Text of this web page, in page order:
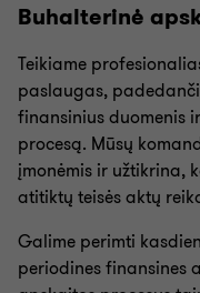
Buhalterinė
Mokesčių
Vyriausiojo
Buhalterinė
Teikiame
paslaugas,
finansinius duomenis
procesą. Mūsų
įmonėmis ir užtikrina,
atitiktų teisės aktų
Galime perimti
periodines finansines